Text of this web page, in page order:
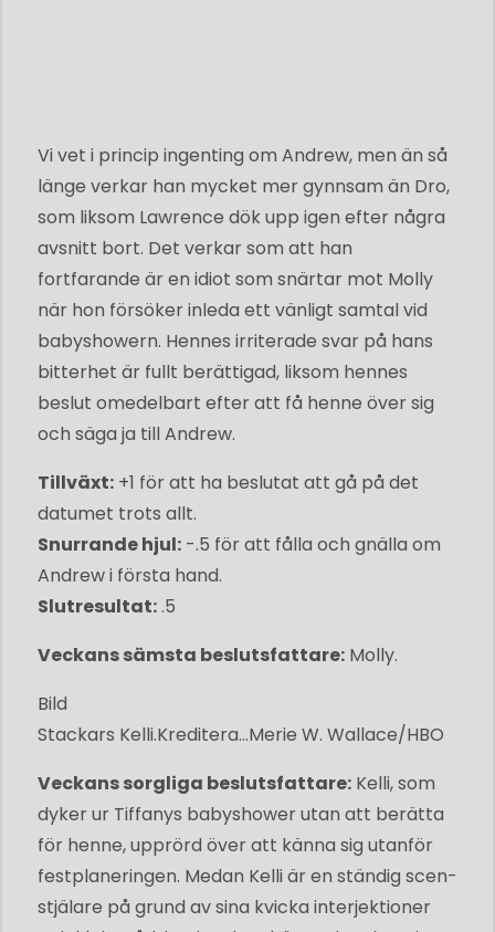
Vi vet i princip ingenting om Andrew, men än så
länge verkar han mycket mer gynnsam än Dro,
som liksom Lawrence dök upp igen efter några
avsnitt bort. Det verkar som att han
fortfarande är en idiot som snärtar mot Molly
när hon försöker inleda ett vänligt samtal vid
babyshowern. Hennes irriterade svar på hans
bitterhet är fullt berättigad, liksom hennes
beslut omedelbart efter att få henne över sig
och säga ja till Andrew.
Tillväxt: +1 för att ha beslutat att gå på det
datumet trots allt.
Snurrande hjul: -.5 för att fålla och gnälla om
Andrew i första hand.
Slutresultat:.5
Veckans sämsta beslutsfattare: Molly.
Bild
Stackars Kelli.Kreditera...Merie W. Wallace/HBO
Veckans sorgliga beslutsfattare: Kelli, som
dyker ur Tiffanys babyshower utan att berätta
för henne, upprörd över att känna sig utanför
festplaneringen. Medan Kelli är en ständig scen-
stjälare på grund av sina kvicka interjektioner